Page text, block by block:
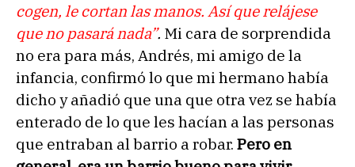
cogen, le cortan las manos. Así que relájese
que no pasará nada”. Mi cara de sorprendida
no era para más, Andrés, mi amigo de la
infancia, confirmó lo que mi hermano había
dicho y añadió que una que otra vez se había
enterado de lo que les hacían a las personas
que entraban al barrio a robar. Pero en